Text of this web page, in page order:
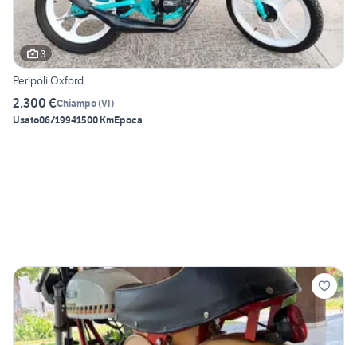
3
Peripoli Oxford
2.300 €Chiampo(VI)
Usato06/19941500 KmEpoca